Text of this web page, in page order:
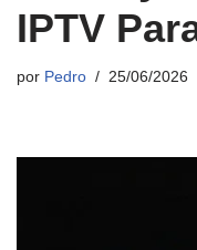
IPTV
por Pedro 25/06/2026